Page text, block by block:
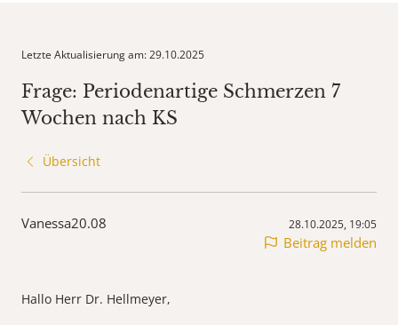
Letzte Aktualisierung am: 29.10.2025
Frage: Periodenartige Schmerzen 7
Wochen nach KS
Übersicht
Vanessa20.08 28.10.2025, 19:05
Beitrag melden
Hallo Herr Dr. Hellmeyer,